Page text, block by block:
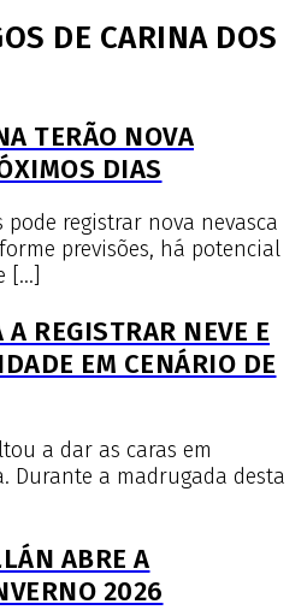
DE CARINA DOS
TERÃO NOVA
DIAS
pode registrar nova nevasca
previsões, há potencial
[…]
REGISTRAR NEVE E
EM CENÁRIO DE
a dar as caras em
Durante a madrugada desta
ABRE A
2026